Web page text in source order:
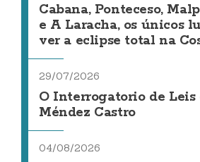
Cabana, Ponteceso,
e A Laracha, os únicos
ver a eclipse total na
29/07/2026
O Interrogatorio de Leis
Méndez Castro
04/08/2026